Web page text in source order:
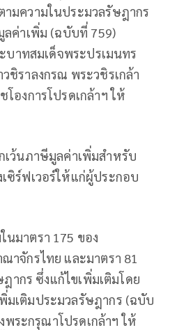
มความในประมวลรัษฎากร
ลค่าเพิ่ม (ฉบับที่ 759)
บาทสมเด็จพระปรเมนทร
ชิราลงกรณ พระวชิรเกล้า
องการโปรดเกล้าฯ ให้
เว้นภาษีมูลค่าเพิ่มสำหรับ
ซิร์ฟเวอร์ให้แก่ผู้ประกอบ
นมาตรา 175 ของ
าจักรไทย และมาตรา 81
ากร ซึ่งแก้ไขเพิ่มเติมโดย
เติมประมวลรัษฎากร (ฉบับ
พระกรุณาโปรดเกล้าฯ ให้